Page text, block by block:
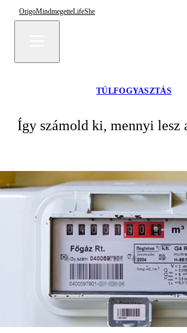
OrigoMindmegetteLifeShe
TÚLFOGYASZTÁS
Így számold ki, mennyi lesz